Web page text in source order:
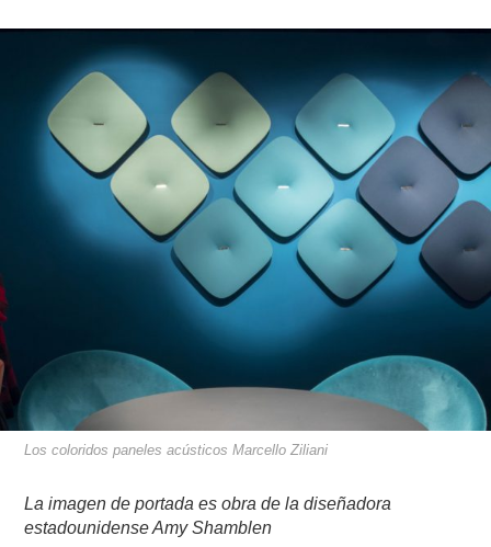
Los coloridos paneles acústicos Marcello Ziliani
La imagen de portada es obra de la diseñadora
estadounidense Amy Shamblen